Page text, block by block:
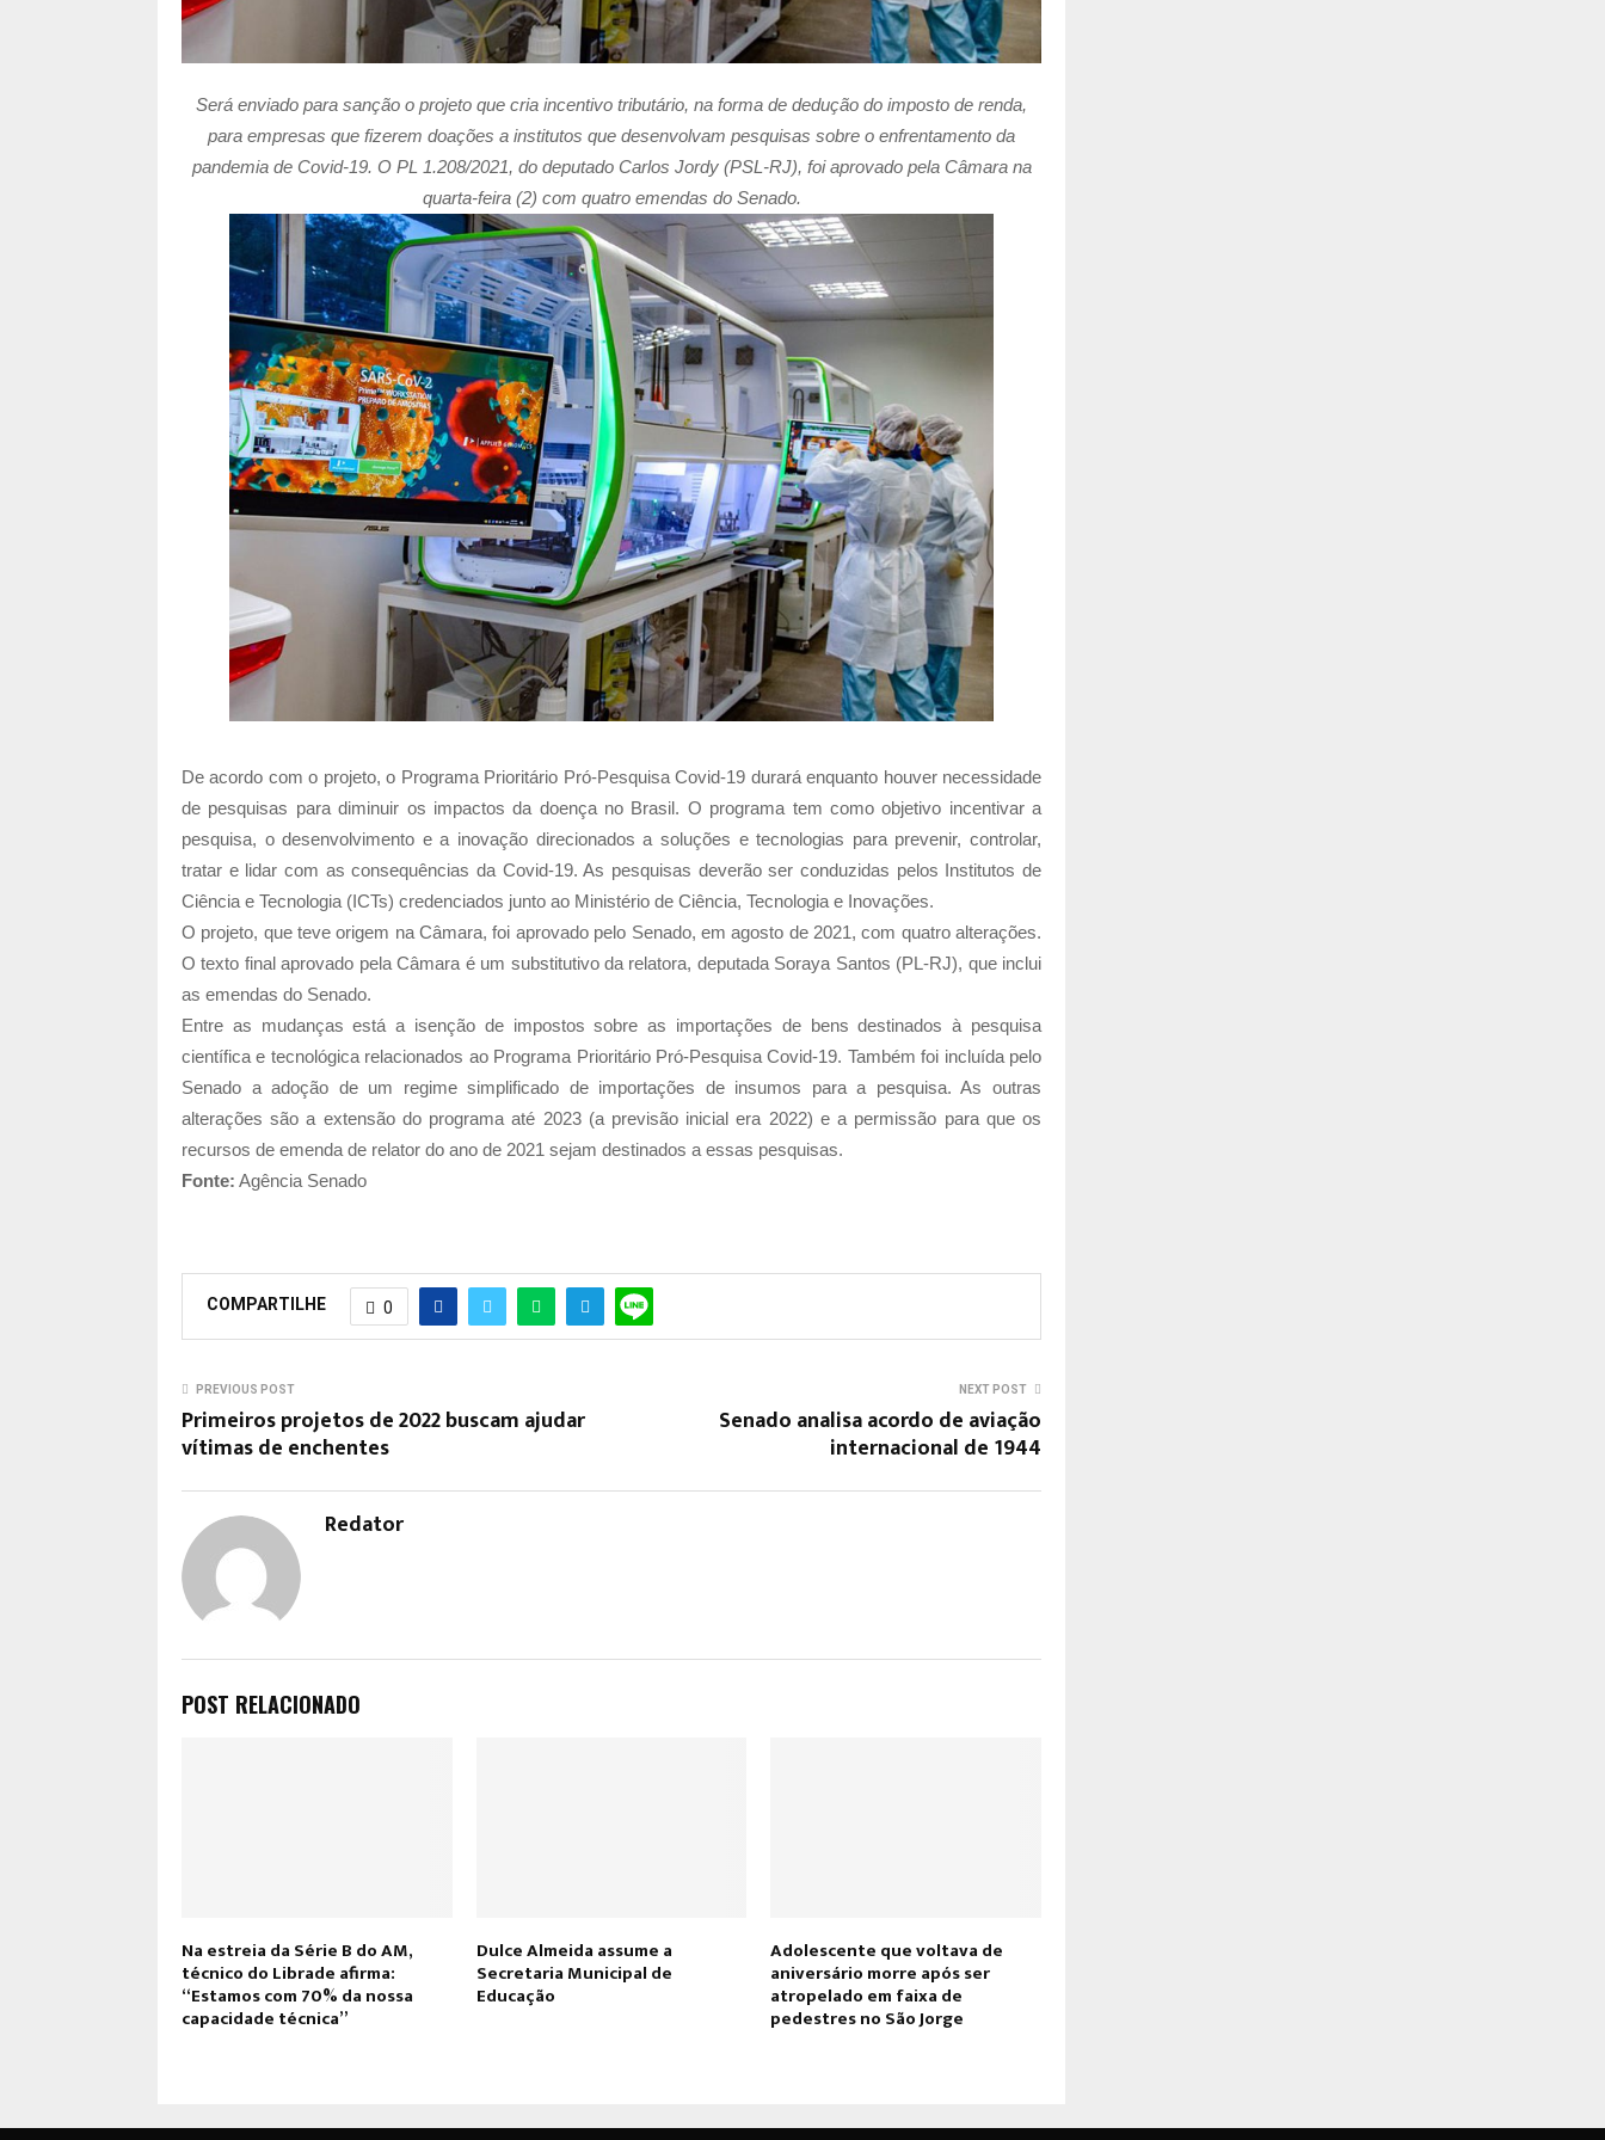
Será enviado para sanção o projeto que cria incentivo tributário, na forma de dedução do imposto de renda,
para empresas que fizerem doações a institutos que desenvolvam pesquisas sobre o enfrentamento da
pandemia de Covid-19. O PL 1.208/2021, do deputado Carlos Jordy (PSL-RJ), foi aprovado pela Câmara na
quarta-feira (2) com quatro emendas do Senado.
De acordo com o projeto, o Programa Prioritário Pró-Pesquisa Covid-19 durará enquanto houver necessidade
de pesquisas para diminuir os impactos da doença no Brasil. O programa tem como objetivo incentivar a
pesquisa, o desenvolvimento e a inovação direcionados a soluções e tecnologias para prevenir, controlar,
tratar e lidar com as consequências da Covid-19. As pesquisas deverão ser conduzidas pelos Institutos de
Ciência e Tecnologia (ICTs) credenciados junto ao Ministério de Ciência, Tecnologia e Inovações.
O projeto, que teve origem na Câmara, foi aprovado pelo Senado, em agosto de 2021, com quatro alterações.
O texto final aprovado pela Câmara é um substitutivo da relatora, deputada Soraya Santos (PL-RJ), que inclui
as emendas do Senado.
Entre as mudanças está a isenção de impostos sobre as importações de bens destinados à pesquisa
científica e tecnológica relacionados ao Programa Prioritário Pró-Pesquisa Covid-19. Também foi incluída pelo
Senado a adoção de um regime simplificado de importações de insumos para a pesquisa. As outras
alterações são a extensão do programa até 2023 (a previsão inicial era 2022) e a permissão para que os
recursos de emenda de relator do ano de 2021 sejam destinados a essas pesquisas.
Fonte: Agência Senado
COMPARTILHE 0
PREVIOUS POST
Primeiros projetos de 2022 buscam ajudar
vítimas de enchentes
NEXT POST
Senado analisa acordo de aviação
internacional de 1944
Redator
POST RELACIONADO
Na estreia da Série B do AM,
técnico do Librade afirma:
“Estamos com 70% da nossa
capacidade técnica”
Dulce Almeida assume a
Secretaria Municipal de
Educação
Adolescente que voltava de
aniversário morre após ser
atropelado em faixa de
pedestres no São Jorge